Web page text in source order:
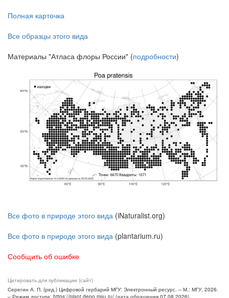
Полная карточка
Все образцы этого вида
Материалы "Атласа флоры России" (подробности)
Все фото в природе этого вида (iNaturalist.org)
Все фото в природе этого вида (plantarium.ru)
Сообщить об ошибке
Цитировать для публикации (сайт)
Серегин А. П. (ред.) Цифровой гербарий МГУ: Электронный ресурс. – М.: МГУ, 2026.
– Режим доступа: https://plant.depo.msu.ru/ (дата обращения 07.08.2026)